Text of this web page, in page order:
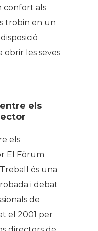
confort als
trobin en un
obrir les seves
els
els
El Fòrum
és una
i debat
de
el 2001 per